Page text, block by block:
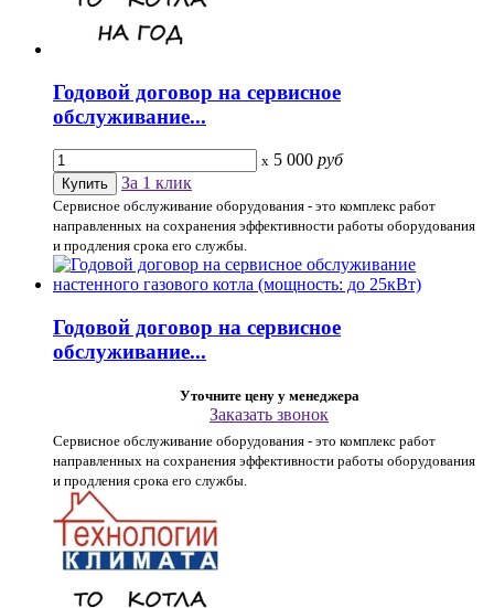
Годовой договор на сервисное
обслуживание...
x 5 000 руб
За 1 клик
Сервисное обслуживание оборудования - это комплекс работ
направленных на сохранения эффективности работы оборудования
и продления срока его службы.
Годовой договор на сервисное
обслуживание...
Уточните цену у менеджера
Заказать звонок
Сервисное обслуживание оборудования - это комплекс работ
направленных на сохранения эффективности работы оборудования
и продления срока его службы.